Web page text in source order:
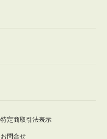
特定商取引法表示
お問合せ